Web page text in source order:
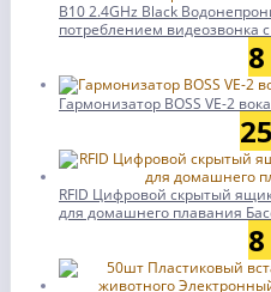
B10 2.4GHz Black
потреблением видеозвонка
Гармонизатор BOSS VE-2
RFID Цифровой скрытый
для домашнего плавания